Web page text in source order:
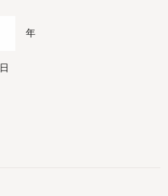
年
日